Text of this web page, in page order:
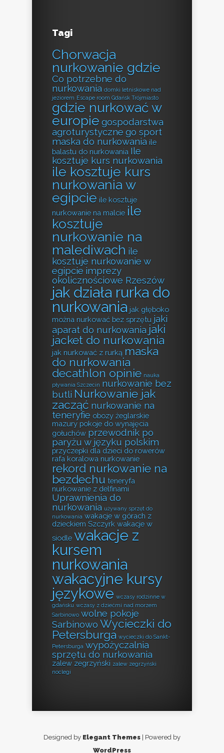
Tagi
Chorwacja
nurkowanie gdzie
Co potrzebne do
nurkowania domki letniskowe nad
jeziorem Escape room Gdańsk Trójmiasto
gdzie nurkować w
europie gospodarstwa
agroturystyczne go sport
maska do nurkowania ile
balastu do nurkowania Ile
kosztuje kurs nurkowania
ile kosztuje kurs
nurkowania w
egipcie ile kosztuje
nurkowanie na malcie ile
kosztuje
nurkowanie na
malediwach ile
kosztuje nurkowanie w
egipcie imprezy
okolicznościowe Rzeszów
jak działa rurka do
nurkowania jak głęboko
można nurkować bez sprzętu jaki
aparat do nurkowania jaki
jacket do nurkowania
jak nurkować z rurką maska
do nurkowania
decathlon opinie nauka
pływania Szczecin nurkowanie bez
butli Nurkowanie jak
zacząć nurkowanie na
teneryfie obozy żeglarskie
mazury pokoje do wynajęcia
gołuchów przewodnik po
paryżu w języku polskim
przyczepki dla dzieci do rowerów
rafa koralowa nurkowanie
rekord nurkowanie na
bezdechu teneryfa
nurkowanie z delfinami
Uprawnienia do
nurkowania używany sprzęt do
nurkowania wakacje w górach z
dzieckiem Szczyrk wakacje w
siodle wakacje z
kursem
nurkowania
wakacyjne kursy
językowe wczasy rodzinne w
gdańsku wczasy z dziećmi nad morzem
Sarbinowo wolne pokoje
Sarbinowo Wycieczki do
Petersburga wycieczki do Sankt-
Petersburga wypożyczalnia
sprzętu do nurkowania
zalew zegrzyński zalew zegrzyński
noclegi
Designed by Elegant Themes | Powered by
WordPress